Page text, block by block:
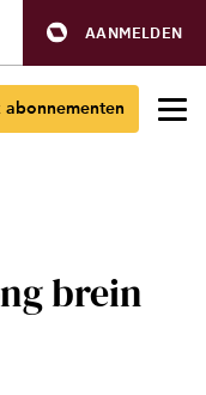
AANMELDEN
abonnementen
brein